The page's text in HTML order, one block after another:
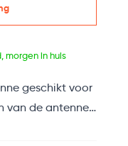
morgen in huis
geschikt voor
van de antenne
van 118 -